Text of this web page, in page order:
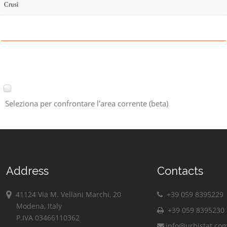
Crusì
Seleziona per confrontare l'area corrente (beta)
Address
41124 Via M. Vellani Marchi, 20
Modena, Italy
P.IVA 03466110362
Contacts
+39 059 8395229
+39 059 8395230